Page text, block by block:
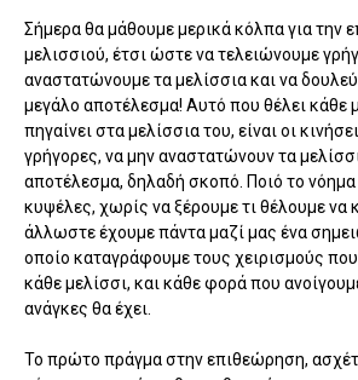
Σήμερα θα μάθουμε μερικά κόλπα για την
μελισσιού, έτσι ώστε να τελειώνουμε
αναστατώνουμε τα μελίσσια και να
μεγάλο αποτέλεσμα! Αυτό που θέλει κάθε
πηγαίνει στα μελίσσια του, είναι οι
γρήγορες, να μην αναστατώνουν τα
αποτέλεσμα, δηλαδή σκοπό. Ποιό το νόημα
κυψέλες, χωρίς να ξέρουμε τι θέλουμε να
άλλωστε έχουμε πάντα μαζί μας ένα
οποίο καταγράφουμε τους χειρισμούς
κάθε μελίσσι, και κάθε φορά που
ανάγκες θα έχει.
Το πρώτο πράγμα στην επιθεώρηση,